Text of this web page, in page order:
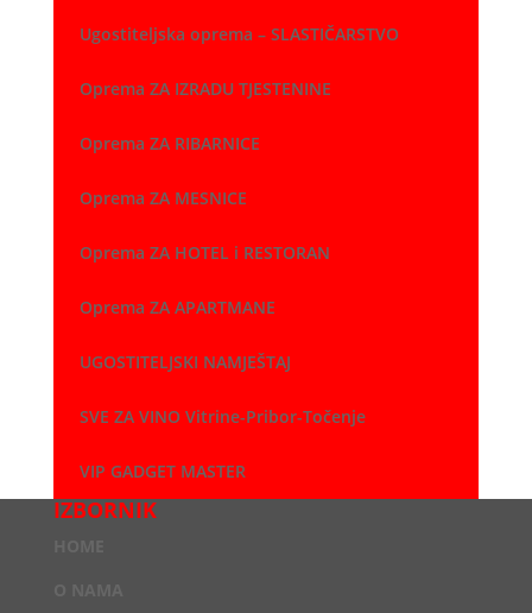
Ugostiteljska oprema – SLASTIČARSTVO
Oprema ZA IZRADU TJESTENINE
Oprema ZA RIBARNICE
Oprema ZA MESNICE
Oprema ZA HOTEL i RESTORAN
Oprema ZA APARTMANE
UGOSTITELJSKI NAMJEŠTAJ
SVE ZA VINO Vitrine-Pribor-Točenje
VIP GADGET MASTER
IZBORNIK